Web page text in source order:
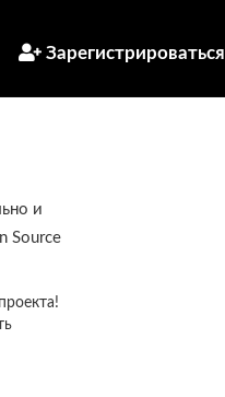
Зарегистрироваться
и
Source